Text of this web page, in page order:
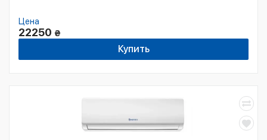
Цена
22250 ₴
Купить